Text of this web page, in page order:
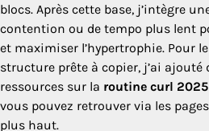
blocs. Après cette base, j’intègre
contention ou de tempo plus lent
et maximiser l’hypertrophie. Pour
structure prête à copier, j’ai ajouté
ressources sur la routine curl 2025
vous pouvez retrouver via les
plus haut.